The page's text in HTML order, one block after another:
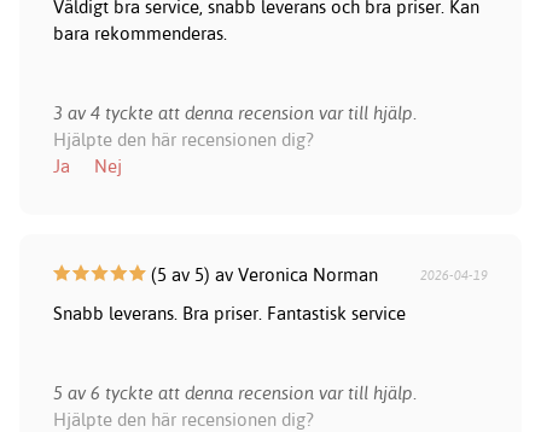
Väldigt bra service, snabb leverans och bra priser. Kan
bara rekommenderas.
3 av 4 tyckte att denna recension var till hjälp.
Hjälpte den här recensionen dig?
Ja
Nej
(5 av 5) av Veronica Norman 2026-04-19
Snabb leverans. Bra priser. Fantastisk service
5 av 6 tyckte att denna recension var till hjälp.
Hjälpte den här recensionen dig?